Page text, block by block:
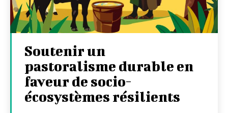
Soutenir un
pastoralisme durable en
faveur de socio-
écosystèmes résilients